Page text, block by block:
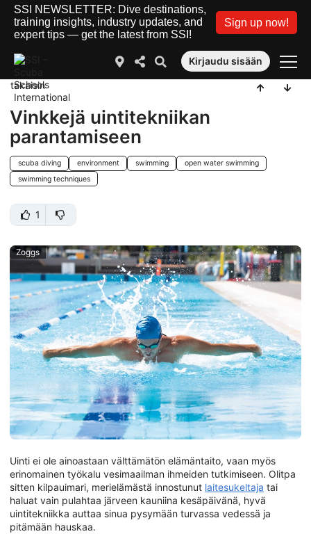
SSI NEWSLETTER: Dive destinations,
training insights, industry updates, and
expert tips — get the latest from SSI!
Sign up now!
Kirjaudu sisään
takaisin
Vinkkejä uintitekniikan
parantamiseen
scuba diving environment swimming
open water swimming
swimming techniques
1
Zoggs
Uinti ei ole ainoastaan välttämätön elämäntaito, vaan myös
erinomainen työkalu vesimaailman ihmeiden tutkimiseen. Olitpa
sitten kilpauimari, merielämästä innostunut laitesukeltaja tai
haluat vain pulahtaa järveen kauniina kesäpäivänä, hyvä
uintitekniikka auttaa sinua pysymään turvassa vedessä ja
pitämään hauskaa.